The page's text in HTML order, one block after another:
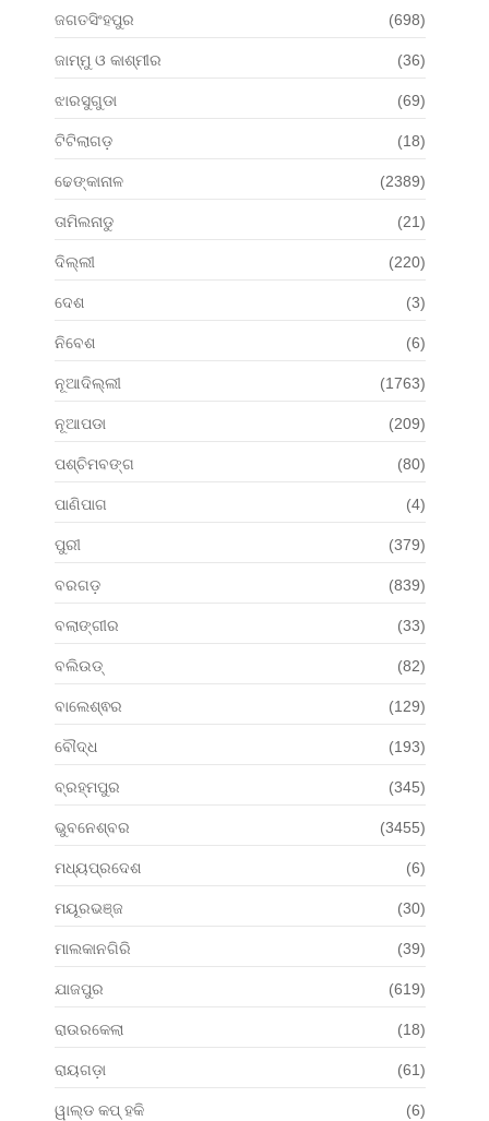
ଜଗତସିଂହପୁର (698)
ଜାମ୍ମୁ ଓ କାଶ୍ମୀର (36)
ଝାରସୁଗୁଡା (69)
ଟିଟିଲାଗଡ଼ (18)
ଢେଙ୍କାନାଳ (2389)
ତାମିଲନାଡୁ (21)
ଦିଲ୍ଲୀ (220)
ଦେଶ (3)
ନିବେଶ (6)
ନୂଆଦିଲ୍ଲୀ (1763)
ନୂଆପଡା (209)
ପଶ୍ଚିମବଙ୍ଗ (80)
ପାଣିପାଗ (4)
ପୁରୀ (379)
ବରଗଡ଼ (839)
ବଲାଙ୍ଗୀର (33)
ବଲିଉଡ୍ (82)
ବାଲେଶ୍ଵର (129)
ବୌଦ୍ଧ (193)
ବ୍ରହ୍ମପୁର (345)
ଭୁବନେଶ୍ବର (3455)
ମଧ୍ୟପ୍ରଦେଶ (6)
ମୟୂରଭଞ୍ଜ (30)
ମାଲକାନଗିରି (39)
ଯାଜପୁର (619)
ରାଉରକେଲା (18)
ରାୟଗଡ଼ା (61)
ୱାଲ୍ଡ କପ୍ ହକି (6)